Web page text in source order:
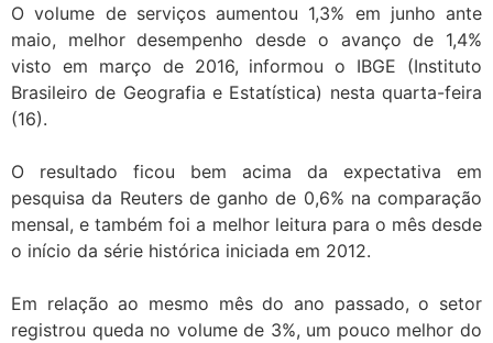
O volume de serviços aumentou 1,3% em junho ante
maio, melhor desempenho desde o avanço de 1,4%
visto em março de 2016, informou o IBGE (Instituto
Brasileiro de Geografia e Estatística) nesta quarta-feira
(16).
O resultado ficou bem acima da expectativa em
pesquisa da Reuters de ganho de 0,6% na comparação
mensal, e também foi a melhor leitura para o mês desde
o início da série histórica iniciada em 2012.
Em relação ao mesmo mês do ano passado, o setor
registrou queda no volume de 3%, um pouco melhor do